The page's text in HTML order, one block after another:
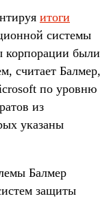
итоги
системы
корпорации были
считает Балмер,
по уровню
из
указаны
Балмер
защиты